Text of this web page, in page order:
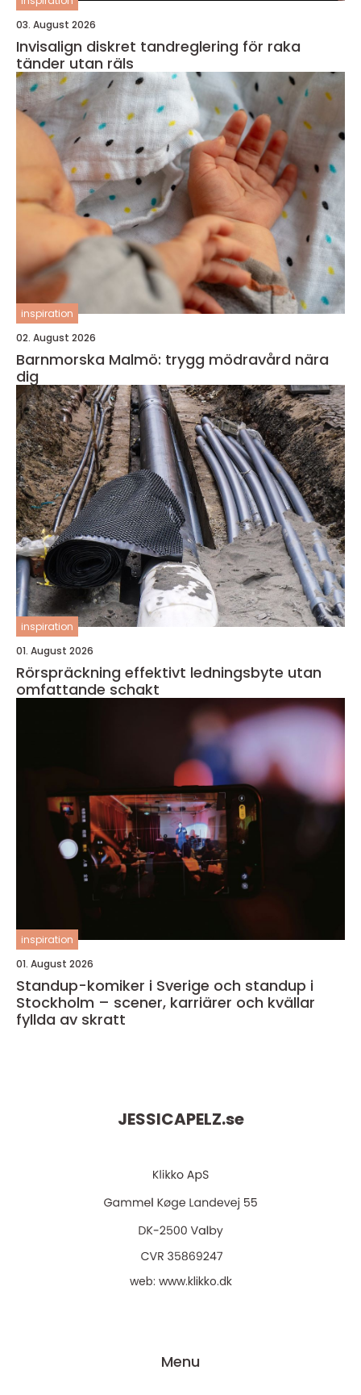
03. August 2026
Invisalign diskret tandreglering för raka
tänder utan räls
inspiration
02. August 2026
Barnmorska Malmö: trygg mödravård nära
dig
inspiration
01. August 2026
Rörspräckning effektivt ledningsbyte utan
omfattande schakt
inspiration
01. August 2026
Standup-komiker i Sverige och standup i
Stockholm – scener, karriärer och kvällar
fyllda av skratt
JESSICAPELZ.se
web: www.klikko.dk
Menu